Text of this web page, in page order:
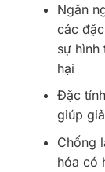
Ngăn
các
sự hình
hại
Đặc
giúp
Chống
hóa có